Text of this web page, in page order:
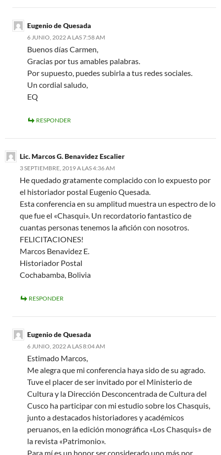
Eugenio de Quesada
6 JUNIO, 2022 A LAS 7:58 AM
Buenos días Carmen,
Gracias por tus amables palabras.
Por supuesto, puedes subirla a tus redes sociales.
Un cordial saludo,
EQ
RESPONDER
Lic. Marcos G. Benavidez Escalier
3 SEPTIEMBRE, 2019 A LAS 4:36 AM
He quedado gratamente complacido con lo expuesto por
el historiador postal Eugenio Quesada.
Esta conferencia en su amplitud muestra un espectro de lo
que fue el «Chasqui». Un recordatorio fantastico de
cuantas personas tenemos la afición con nosotros.
FELICITACIONES!
Marcos Benavidez E.
Historiador Postal
Cochabamba, Bolivia
RESPONDER
Eugenio de Quesada
6 JUNIO, 2022 A LAS 8:04 AM
Estimado Marcos,
Me alegra que mi conferencia haya sido de su agrado.
Tuve el placer de ser invitado por el Ministerio de
Cultura y la Dirección Desconcentrada de Cultura del
Cusco ha participar con mi estudio sobre los Chasquis,
junto a destacados historiadores y académicos
peruanos, en la edición monográfica «Los Chasquis» de
la revista «Patrimonio».
Para mí es un honor ser considerado uno más por